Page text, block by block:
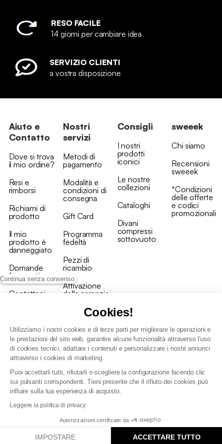
Continua senza consenso
Cookies!
Utilizziamo i nostri cookies e di terze parti per migliorare le operazioni e
le prestazioni del sito web, garantire alcune funzionalità attraverso l'uso
di cookies tecnici, adattare i contenuti e personalizzare i nostri annunci
attraverso i cookies di marketing.
Puoi accettarli tutti, rifiutarli o scegliere la configurazione facendo clic
sui pulsanti corrispondenti. Tieni presente che il rifiuto dei cookies può
influire sulla tua esperienza di acquisto.
Leggere la politica di privacy
Autorizzazioni certificate da
IMPOSTARE ACCETTARE TUTTO
RESO FACILE
14 giorni per cambiare idea
SERVIZIO CLIENTI
a vostra disposizione
Aiuto e
Contatto
Dove si trova
il mio ordine?
Resi e
rimborsi
Richiami di
prodotto
Il mio
prodotto è
danneggiato
Domande
frequenti
Contattaci
Nostri
servizi
Metodi di
pagamento
Modalità e
condizioni di
consegna
Gift Card
Programma
fedeltà
Pezzi di
ricambio
Attivazione
della garanzia
Consigli
I nostri
prodotti
iconici
Le nostre
collezioni
Cataloghi
Divani
compressi
sottovuoto
sweeek
Chi siamo
Recensioni
sweeek
*Condizioni
delle offerte
e codici
promozionali
Condizioni generali vendita
Politica di gestione dei dati personali e dei cookie
Condizioni generali di vendita per clienti professionali
Dichiarazione di accessibilità